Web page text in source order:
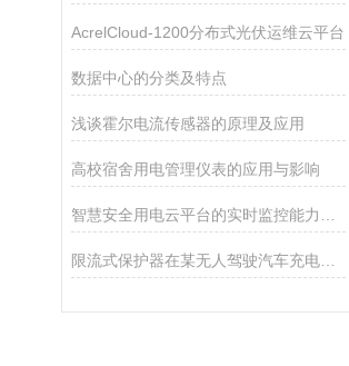
AcrelCloud-1200分布式光伏运维云平台
数据中心的分类及特点
浅谈霍尔电流传感器的原理及应用
高校宿舍用电管理仪表的应用与影响
限流式保护器在某无人驾驶汽车充电站的应用